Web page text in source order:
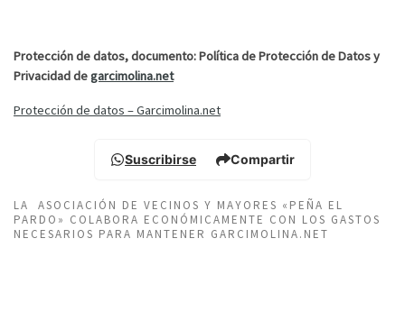
Protección de datos, documento: Política de Protección de Datos y
Privacidad degarcimolina.net
Protección de datos – Garcimolina.net
Suscribirse Compartir
LA ASOCIACIÓN DE VECINOS Y MAYORES «PEÑA EL
PARDO» COLABORA ECONÓMICAMENTE CON LOS GASTOS
NECESARIOS PARA MANTENER GARCIMOLINA.NET